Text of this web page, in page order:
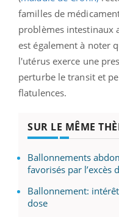
familles de
problèmes intestinaux
est également à noter
l'utérus exerce une
perturbe le transit et
flatulences.
SUR LE MÊME
Ballonnements
favorisés par l’excès
Ballonnement:
dose